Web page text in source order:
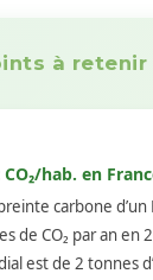
à
hab. en
carbone
de CO₂ par an en
est de 2 tonnes